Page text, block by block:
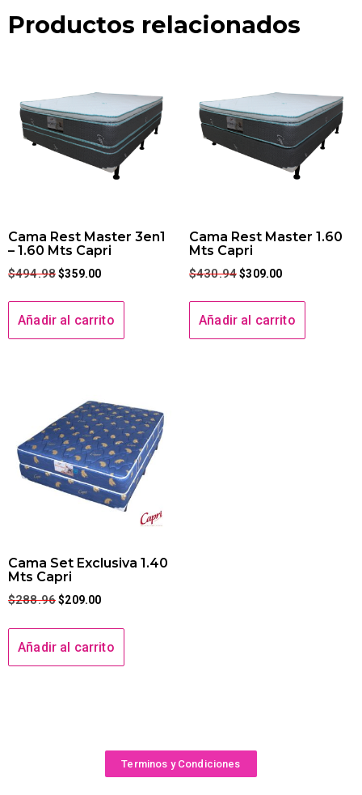
Productos relacionados
Cama Rest Master 3en1
– 1.60 Mts Capri
$494.98 $359.00
Añadir al carrito
Cama Rest Master 1.60
Mts Capri
$430.94 $309.00
Añadir al carrito
Cama Set Exclusiva 1.40
Mts Capri
$288.96 $209.00
Añadir al carrito
Terminos y Condiciones